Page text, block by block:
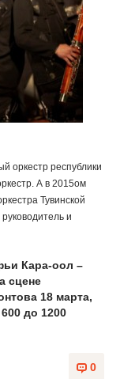
оркестр республики
А в 2015ом
Тувинской
и
Кара-оол –
сцене
18 марта,
до 1200
0